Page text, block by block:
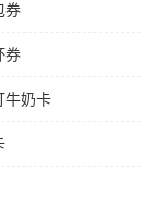
券
券
牛奶卡